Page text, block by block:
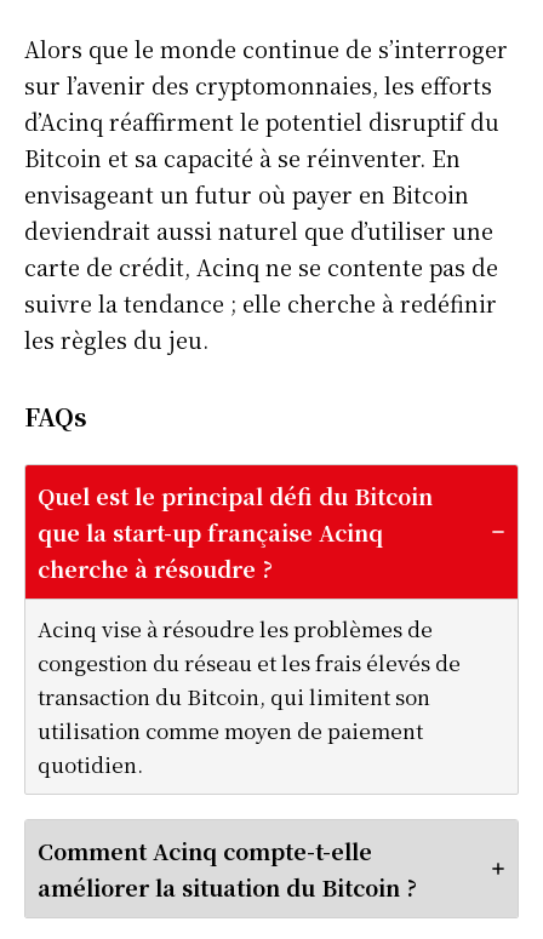
Alors que le monde continue de s’interroger
sur l’avenir des cryptomonnaies, les efforts
d’Acinq réaffirment le potentiel disruptif du
Bitcoin et sa capacité à se réinventer. En
envisageant un futur où payer en Bitcoin
deviendrait aussi naturel que d’utiliser une
carte de crédit, Acinq ne se contente pas de
suivre la tendance ; elle cherche à redéfinir
les règles du jeu.
FAQs
Quel est le principal défi du Bitcoin
que la start-up française Acinq
cherche à résoudre ?
Acinq vise à résoudre les problèmes de
congestion du réseau et les frais élevés de
transaction du Bitcoin, qui limitent son
utilisation comme moyen de paiement
quotidien.
Comment Acinq compte-t-elle
améliorer la situation du Bitcoin ?